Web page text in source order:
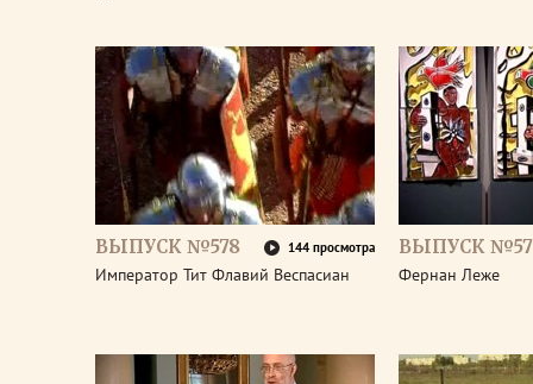
ВЫПУСК №578 144 просмотра
Император Тит Флавий Веспасиан
ВЫПУСК
Фернан Леже